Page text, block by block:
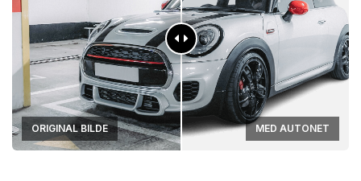
ORIGINAL BILDE MED AUTONET